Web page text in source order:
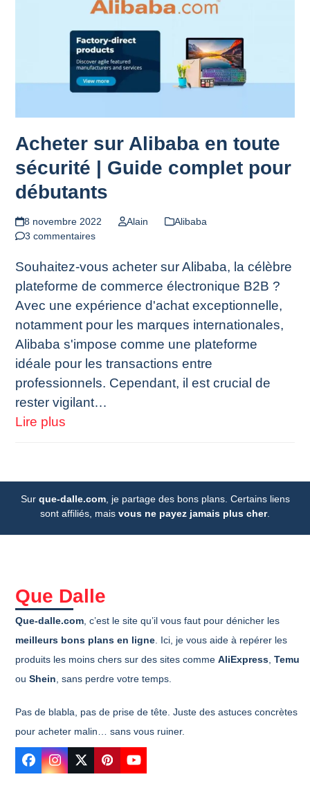
Acheter sur Alibaba en toute
sécurité | Guide complet pour
débutants
8 novembre 2022 Alain
Alibaba
3 commentaires
Souhaitez-vous acheter sur Alibaba, la célèbre
plateforme de commerce électronique B2B ?
Avec une expérience d'achat exceptionnelle,
notamment pour les marques internationales,
Alibaba s'impose comme une plateforme
idéale pour les transactions entre
professionnels. Cependant, il est crucial de
rester vigilant…
Lire plus
Sur que-dalle.com, je partage des bons plans. Certains liens
sont affiliés, mais vous ne payez jamais plus cher.
Que Dalle
Que-dalle.com , c’est le site qu’il vous faut pour dénicher les
meilleurs bons plans en ligne . Ici, je vous aide à repérer les
produits les moins chers sur des sites commeAliExpress ,Temu
ouShein , sans perdre votre temps.
Pas de blabla, pas de prise de tête. Juste des astuces concrètes
pour acheter malin… sans vous ruiner.
Facebook
Instagram
TwitterPinterestYouTube